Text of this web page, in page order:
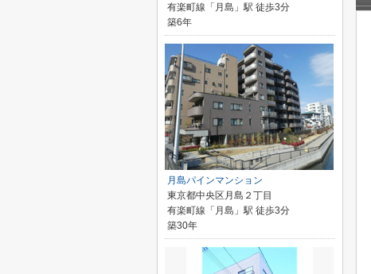
有楽町線「月島」駅 徒歩3分
築6年
月島パインマンション
東京都中央区月島２丁目
有楽町線「月島」駅 徒歩3分
築30年